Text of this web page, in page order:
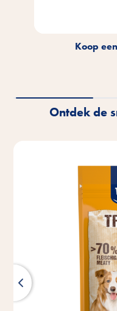
Win
Koop
Upload
Win
Koop
Ontdek de